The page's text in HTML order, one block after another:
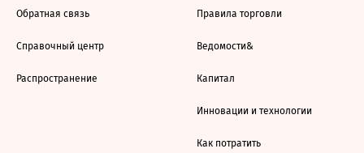
Обратная связь
Справочный центр
Распространение
Правила торговли
Ведомости&
Капитал
Инновации и технологии
Как потратить